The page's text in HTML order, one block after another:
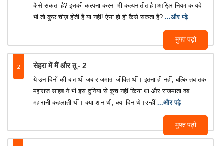
मुफ्त पढ़ो
कैसे सकता है? इसकी कल्पना करना भी कल्पनातीत है।आख़िर नियम कायदे
भी तो कुछ चीज़ होती है या नहीं! ऐसा हो ही कैसे सकता है? ...और पढ़े
2 सेहरा में मैं और तू - 2
मुफ्त पढ़ो
ये उन दिनों की बात थी जब राजमाता जीवित थीं। इतना ही नहीं, बल्कि तब तक
महाराज साहब ने भी इस दुनिया से कूच नहीं किया था और राजमाता तब
महारानी कहलाती थीं। क्या शान थी, क्या दिन थे।उन्हीं ...और पढ़े